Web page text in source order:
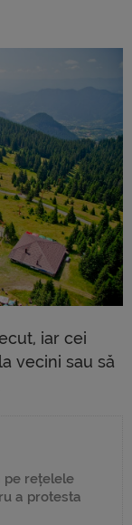
iar cei
vecini sau să
pe rețelele
a protesta